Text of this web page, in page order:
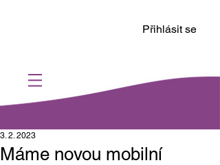
Přihlásit se
Máme novou mobilní
3. 2. 2023